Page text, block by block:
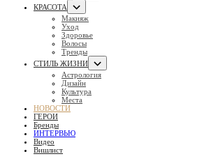
КРАСОТА
Макияж
Уход
Здоровье
Волосы
Тренды
СТИЛЬ ЖИЗНИ
Астрология
Дизайн
Культура
Места
НОВОСТИ
ГЕРОИ
Бренды
ИНТЕРВЬЮ
Видео
Вишлист